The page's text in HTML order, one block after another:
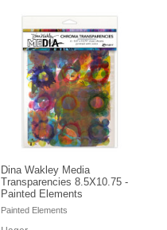
Dina Wakley Media
Transparencies 8.5X10.75 -
Painted Elements
Painted Elements